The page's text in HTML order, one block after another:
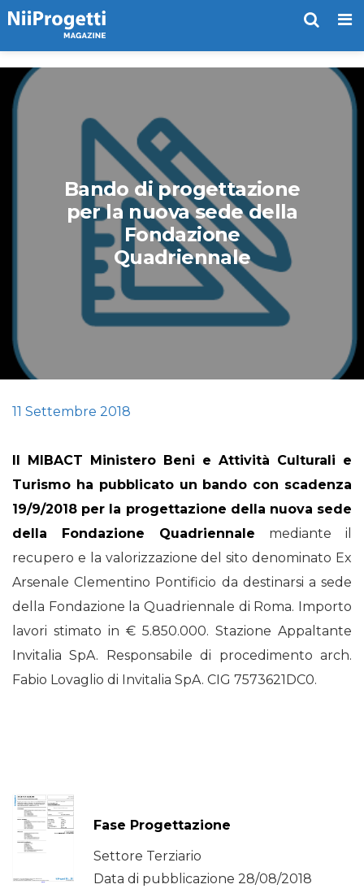
Bando di progettazione
per la nuova sede della
Fondazione
Quadriennale
11 Settembre 2018
Il MIBACT Ministero Beni e Attività Culturali e
Turismo ha pubblicato un bando con scadenza
19/9/2018 per la progettazione della nuova sede
della Fondazione Quadriennale mediante il
recupero e la valorizzazione del sito denominato Ex
Arsenale Clementino Pontificio da destinarsi a sede
della Fondazione la Quadriennale di Roma. Importo
lavori stimato in € 5.850.000. Stazione Appaltante
Invitalia SpA. Responsabile di procedimento arch.
Fabio Lovaglio di Invitalia SpA. CIG 7573621DC0.
Fase Progettazione
Settore Terziario
Data di pubblicazione 28/08/2018